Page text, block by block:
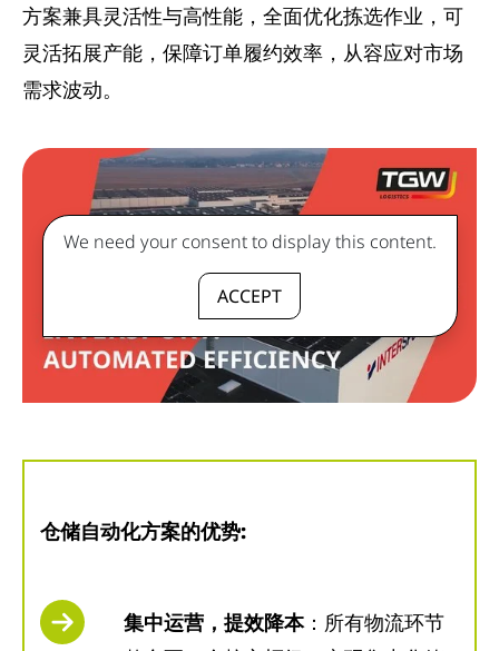
方案兼具灵活性与高性能，全面优化拣选作业，可
灵活拓展产能，保障订单履约效率，从容应对市场
需求波动。
We need your consent to display this content.
ACCEPT
仓储自动化方案的优势:
集中运营，提效降本：所有物流环节